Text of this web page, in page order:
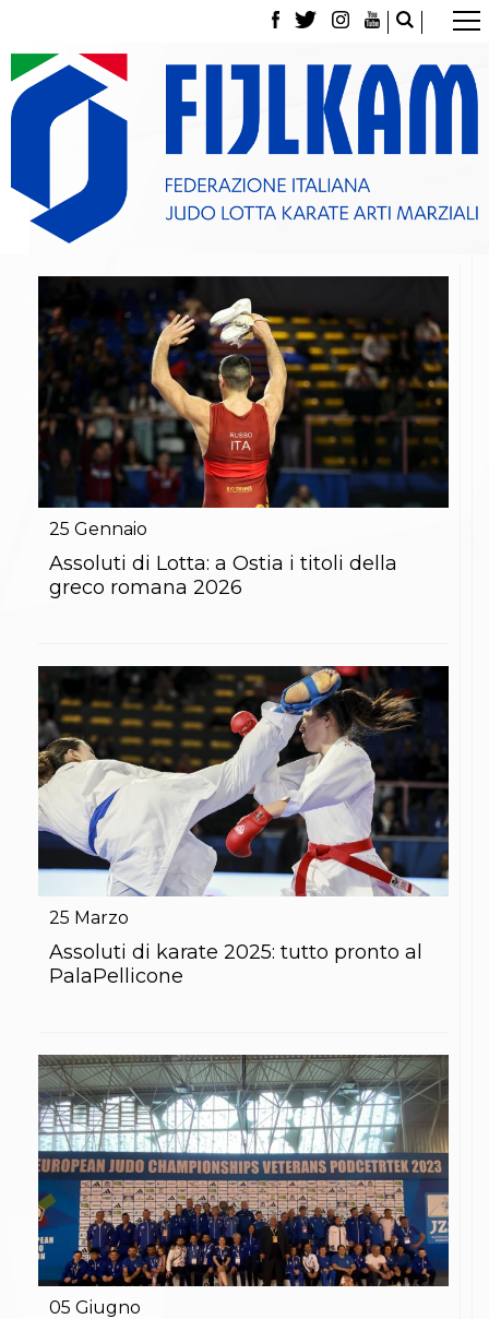
La Federazione
Tesseramento
Contatti
Norme e modulistica Affiliazioni e Tesseramenti
Classifica Società Sportive con più di 100 atleti
tesserati
Gare e Risultati
Archivio eventi
Dove siamo
Media
Partners
Trasparenza
Judo
La disciplina
News
Attività Didattica
Gare e Risultati
Albi Federali
Lotta
La disciplina
News
Albi Federali
Karate
La disciplina
News
Gare e Risultati
Attività Didattica
Albi Federali
Arti marziali
Aikido
Ju Jitsu
Sumo
BJJ
Pancrazio/Pankration
Difesa Personale MGA
La disciplina
News
Merchandising
Mappa del sito
Cerca
Contatti
News
Cookies Accept
Newsletter
Catalogo formativo
25 Gennaio
Assoluti di Lotta: a Ostia i titoli della
greco romana 2026
25 Marzo
Assoluti di karate 2025: tutto pronto al
PalaPellicone
05 Giugno